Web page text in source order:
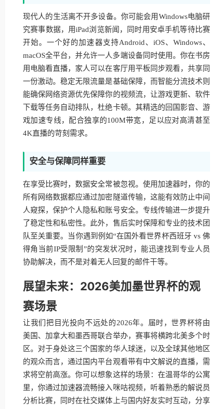
现代人的生活离不开多设备。你可能会用Windows电脑研
究赛事数据，用iPad浏览新闻，同时用安卓手机等待比赛
开始。一个好的加速器支持Android、iOS、Windows、
macOS全平台，并允许一人多端设备同时使用。你在书房
用电脑看直播，家人可以在客厅用平板同步观看，共享同
一份激动。稳定无限流量是基础保障，而智能分流技术则
能确保网络资源优先保障你的视频流，让游戏更新、软件
下载等任务自动排队，杜绝卡顿。其精选的回国影音、游
戏加速专线，配合独享的100M带宽，足以应对高清甚至
4K直播的苛刻需求。
安全与保障同样重要
在享受比赛时，数据安全常被忽视。使用加速器时，你的
所有网络数据都应通过加密隧道传输，这能有效防止中间
人窥探，保护个人隐私和账号安全。专线传输进一步提升
了稳定性和私密性。此外，售后实时保障和专业的技术团
队至关重要。当你遇到例如“在国外看世界杯西班牙 vs 佛
得角当前IP受限制”的突发状况时，能迅速找到专业人员
协助解决，而不是对着无人回复的邮件干等。
展望未来：2026美加墨世界杯的观
赛场景
让我们把目光投向不远处的2026年。届时，世界杯将由
美国、加拿大和墨西哥联合举办，赛事将横跨北美多个时
区。对于身处这三个国家的华人球迷，以及全球其他地区
的观众而言，通过国内平台观看带有中文解说的直播，需
求将空前高涨。你可以想象这样的场景：在温哥华的公寓
里，你通过加速器流畅接入咪咕视频，听着熟悉的解说员
分析比赛，同时在社交媒体上与国内好友实时互动，分享